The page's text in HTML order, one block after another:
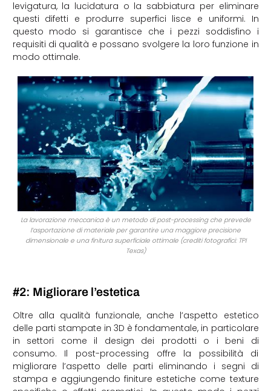
levigatura, la lucidatura o la sabbiatura per eliminare
questi difetti e produrre superfici lisce e uniformi. In
questo modo si garantisce che i pezzi soddisfino i
requisiti di qualità e possano svolgere la loro funzione in
modo ottimale.
La lavorazione meccanica è un metodo di post-processing che prevede
l’asportazione di materiale per garantire una maggiore precisione
dimensionale e una finitura superficiale ottimale (crediti fotografici: TPI
Texas)
#2: Migliorare l’estetica
Oltre alla qualità funzionale, anche l’aspetto estetico
delle parti stampate in 3D è fondamentale, in particolare
in settori come il design dei prodotti o i beni di
consumo. Il post-processing offre la possibilità di
migliorare l’aspetto delle parti eliminando i segni di
stampa e aggiungendo finiture estetiche come texture